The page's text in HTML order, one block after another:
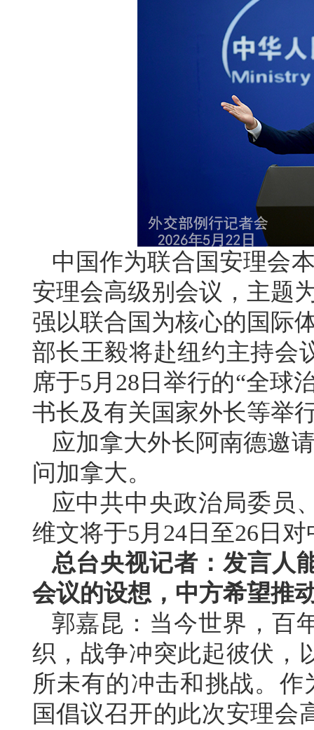
中国作为联合国安理会
安理会高级别会议，主题
强以联合国为核心的国际
部长王毅将赴纽约主持会
席于5月28日举行的“全球
书长及有关国家外长等举
应加拿大外长阿南德邀
问加拿大。
应中共中央政治局委员
维文将于5月24日至26日
总台央视记者：发言人
会议的设想，中方希望推
郭嘉昆：当今世界，百
织，战争冲突此起彼伏，
所未有的冲击和挑战。
国倡议召开的此次安理会